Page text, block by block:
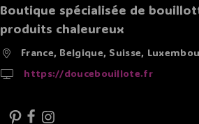
Boutique spécialisée de
produits chaleureux
France, Belgique, Suisse,
https://doucebouillote.fr